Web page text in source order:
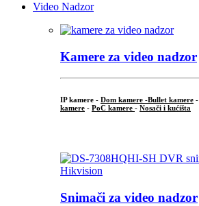
Video Nadzor
Kamere za video nadzor
IP kamere - Dom kamere -Bullet kamere -
kamere - PoC kamere - Nosači i kućišta
Snimači za video nadzor